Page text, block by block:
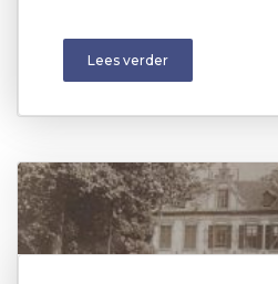
Lees verder